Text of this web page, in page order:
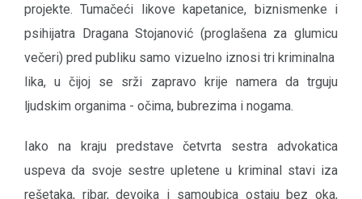
projekte. Tumačeći likove kapetanice, biznismenke i
psihijatra Dragana Stojanović (proglašena za glumicu
večeri) pred publiku samo vizuelno iznosi tri kriminalna
lika, u čijoj se srži zapravo krije namera da trguju
ljudskim organima - očima, bubrezima i nogama.
Iako na kraju predstave četvrta sestra advokatica
uspeva da svoje sestre upletene u kriminal stavi iza
rešetaka, ribar, devojka i samoubica ostaju bez oka,